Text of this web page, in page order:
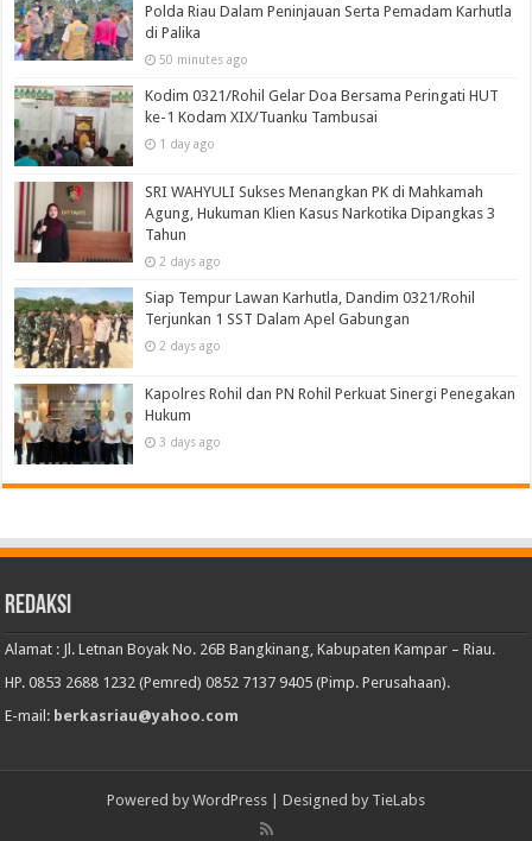
Polda Riau Dalam Peninjauan Serta Pemadam Karhutla
di Palika
50 minutes ago
Kodim 0321/Rohil Gelar Doa Bersama Peringati HUT
ke-1 Kodam XIX/Tuanku Tambusai
1 day ago
SRI WAHYULI Sukses Menangkan PK di Mahkamah
Agung, Hukuman Klien Kasus Narkotika Dipangkas 3
Tahun
2 days ago
Siap Tempur Lawan Karhutla, Dandim 0321/Rohil
Terjunkan 1 SST Dalam Apel Gabungan
2 days ago
Kapolres Rohil dan PN Rohil Perkuat Sinergi Penegakan
Hukum
3 days ago
Redaksi
Alamat : Jl. Letnan Boyak No. 26B Bangkinang, Kabupaten Kampar – Riau.
HP. 0853 2688 1232 (Pemred) 0852 7137 9405 (Pimp. Perusahaan).
E-mail: berkasriau@yahoo.com
Powered by WordPress | Designed by TieLabs